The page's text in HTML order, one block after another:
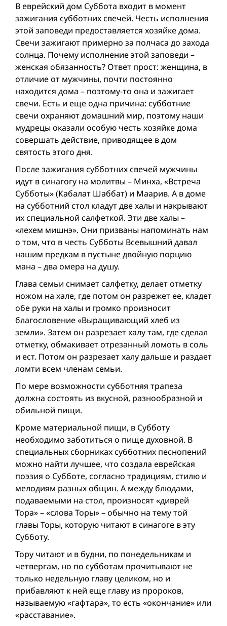
В еврейский дом Суббота входит в момент
зажигания субботних свечей. Честь исполнения
этой заповеди предоставляется хозяйке дома.
Свечи зажигают примерно за полчаса до захода
солнца. Почему исполнение этой заповеди –
женская обязанность? Ответ прост: женщина, в
отличие от мужчины, почти постоянно
находится дома – поэтому-то она и зажигает
свечи. Есть и еще одна причина: субботние
свечи охраняют домашний мир, поэтому наши
мудрецы оказали особую честь хозяйке дома
совершать действие, приводящее в дом
святость этого дня.
После зажигания субботних свечей мужчины
идут в синагогу на молитвы – Минха, «Встреча
Субботы» (Кабалат Шаббат) и Маарив. А в доме
на субботний стол кладут две халы и накрывают
их специальной салфеткой. Эти две халы –
«лехем мишнэ». Они призваны напоминать нам
о том, что в честь Субботы Всевышний давал
нашим предкам в пустыне двойную порцию
мана – два омера на душу.
Глава семьи снимает салфетку, делает отметку
ножом на хале, где потом он разрежет ее, кладет
обе руки на халы и громко произносит
благословение «Выращивающий хлеб из
земли». Затем он разрезает халу там, где сделал
отметку, обмакивает отрезанный ломоть в соль
и ест. Потом он разрезает халу дальше и раздает
ломти всем членам семьи.
По мере возможности субботняя трапеза
должна состоять из вкусной, разнообразной и
обильной пищи.
Кроме материальной пищи, в Субботу
необходимо заботиться о пище духовной. В
специальных сборниках субботних песнопений
можно найти лучшее, что создала еврейская
поэзия о Субботе, согласно традициям, стилю и
мелодиям разных общин. А между блюдами,
подаваемыми на стол, произносят «диврей
Тора» – «слова Торы» – обычно на тему той
главы Торы, которую читают в синагоге в эту
Субботу.
Тору читают и в будни, по понедельникам и
четвергам, но по субботам прочитывают не
только недельную главу целиком, но и
прибавляют к ней еще главу из пророков,
называемую «гафтара», то есть «окончание» или
«расставание».